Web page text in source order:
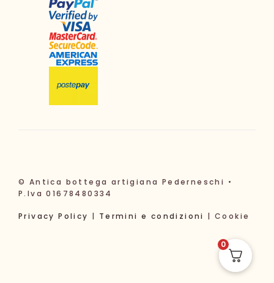
© Antica bottega artigiana Pederneschi •
P.Iva 01678480334
Privacy Policy | Termini e condizioni | Cookie
0